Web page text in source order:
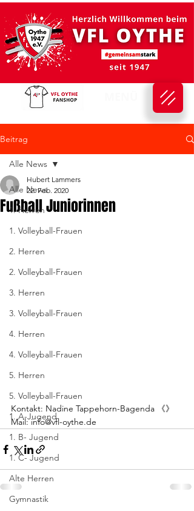
Beitrag
Alle News
1. Herren
1. Volleyball-Frauen
2. Herren
2. Volleyball-Frauen
3. Herren
3. Volleyball-Frauen
4. Herren
4. Volleyball-Frauen
5. Herren
5. Volleyball-Frauen
1. A-Jugend
1. B- Jugend
1. C- Jugend
Alte Herren
Gymnastik
Alle News
Fußball Juniorinnen
Hubert Lammers
22. Feb. 2020
Kontakt: Nadine Tappehorn-Bagenda 《》
Mail: info@vfl-oythe.de